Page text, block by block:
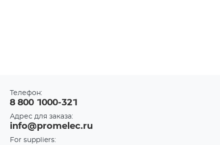
Телефон:
8 800 1000-321
Адрес для заказа:
info@promelec.ru
For suppliers: